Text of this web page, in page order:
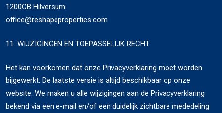
1200CB Hilversum
office@reshapeproperties.com
11. WIJZIGINGEN EN TOEPASSELIJK RECHT
Het kan voorkomen dat onze Privacyverklaring moet worden
bijgewerkt. De laatste versie is altijd beschikbaar op onze
website. We maken u alle wijzigingen aan de Privacyverklaring
bekend via een e-mail en/of een duidelijk zichtbare mededeling